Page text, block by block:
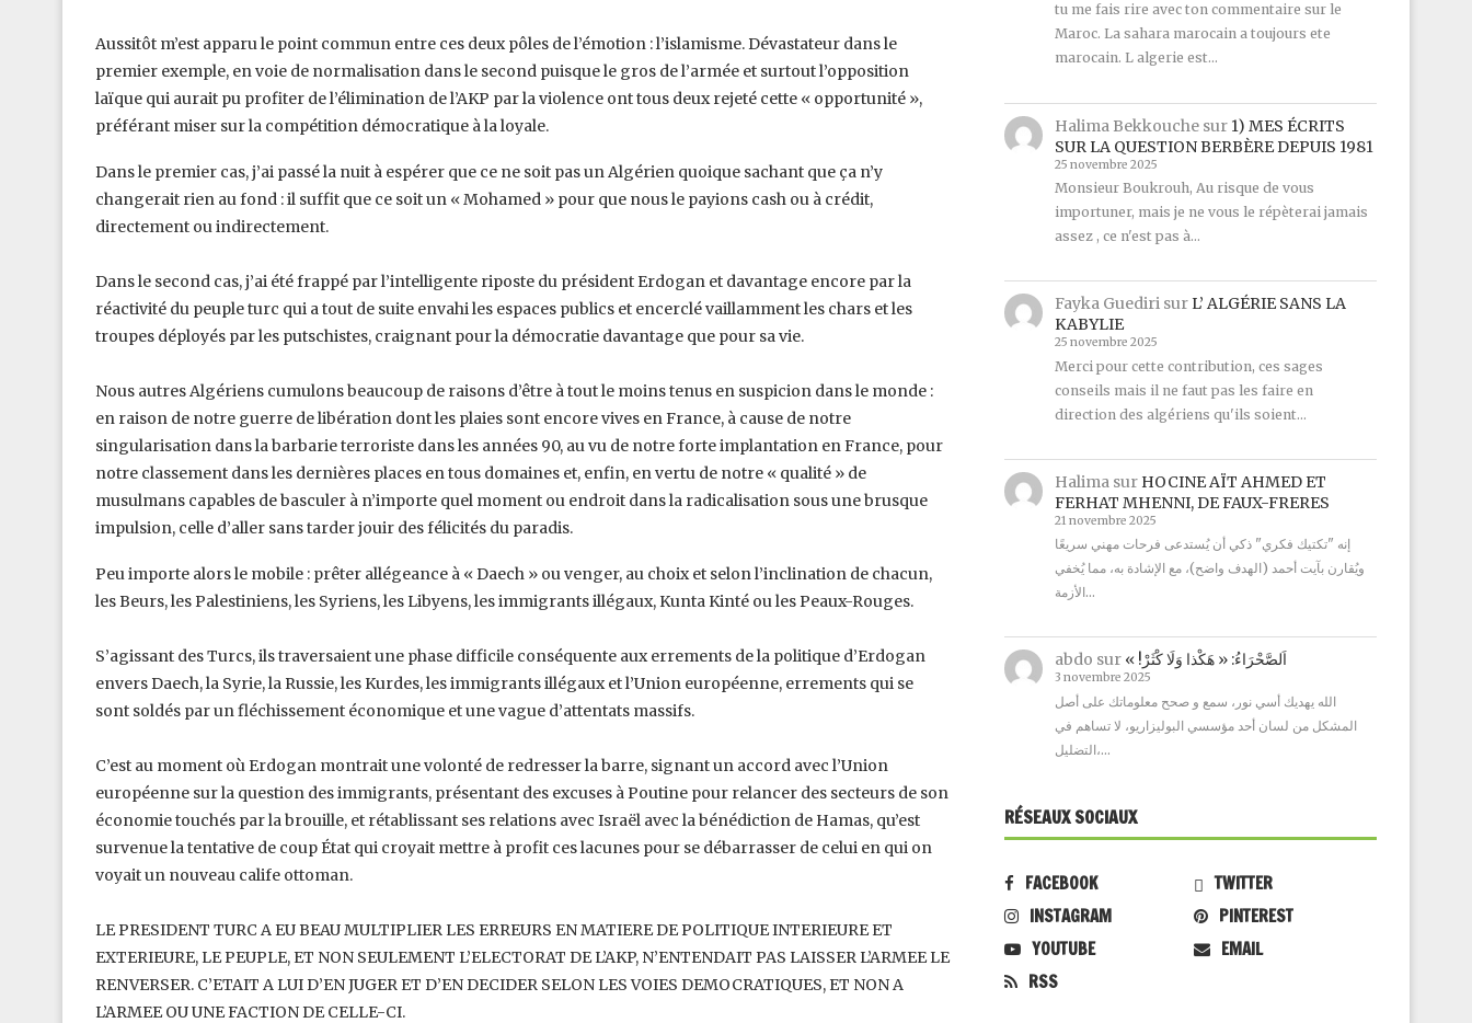
Aussitôt m’est apparu le point commun entre ces deux pôles de l’émotion : l’islamisme. ‎Dévastateur dans le
premier exemple, en voie de normalisation dans le second puisque le ‎gros de l’armée et surtout l’opposition
laïque qui aurait pu profiter de l’élimination de l’AKP ‎par la violence ont tous deux rejeté cette « opportunité »,
préférant miser sur la compétition ‎démocratique à la loyale.‎
Dans le premier cas, j’ai passé la nuit à espérer que ce ne soit pas un Algérien quoique ‎sachant que ça n’y
changerait rien au fond : il suffit que ce soit un « Mohamed » pour que ‎nous le payions cash ou à crédit,
directement ou indirectement.
Dans le second cas, j’ai été frappé par l’intelligente riposte du président Erdogan et ‎davantage encore par la
réactivité du peuple turc qui a tout de suite envahi les espaces ‎publics et encerclé vaillamment les chars et les
troupes déployés par les putschistes, ‎craignant pour la démocratie davantage que pour sa vie.
Nous autres Algériens cumulons beaucoup de raisons d’être à tout le moins tenus en ‎suspicion dans le monde :
en raison de notre guerre de libération dont les plaies sont encore ‎vives en France, à cause de notre
singularisation dans la barbarie terroriste dans les années ‎‎90, au vu de notre forte implantation en France, pour
notre classement dans les dernières ‎places en tous domaines et, enfin, en vertu de notre « qualité » de
musulmans capables de ‎basculer à n’importe quel moment ou endroit dans la radicalisation sous une brusque
‎impulsion, celle d’aller sans tarder jouir des félicités du paradis. ‎
Peu importe alors le mobile : prêter allégeance à « Daech » ou venger, au choix et selon ‎l’inclination de chacun,
les Beurs, les Palestiniens, les Syriens, les Libyens, les immigrants ‎illégaux, Kunta Kinté ou les Peaux-Rouges.
S’agissant des Turcs, ils traversaient une phase difficile conséquente aux errements de la ‎politique d’Erdogan
envers Daech, la Syrie, la Russie, les Kurdes, les immigrants illégaux et ‎l’Union européenne, errements qui se
sont soldés par un fléchissement économique et une ‎vague d’attentats massifs.
C’est au moment où Erdogan montrait une volonté de redresser la barre, signant un accord ‎avec l’Union
européenne sur la question des immigrants, présentant des excuses à Poutine ‎pour relancer des secteurs de son
économie touchés par la brouille, et rétablissant ses ‎relations avec Israël avec la bénédiction de Hamas, qu’est
survenue la tentative de coup ‎État qui croyait mettre à profit ces lacunes pour se débarrasser de celui en qui on
voyait ‎un nouveau calife ottoman.
LE PRESIDENT TURC A EU BEAU MULTIPLIER LES ERREURS EN MATIERE DE POLITIQUE ‎INTERIEURE ET
EXTERIEURE, LE PEUPLE, ET NON SEULEMENT L’ELECTORAT DE L’AKP, ‎N’ENTENDAIT PAS LAISSER L’ARMEE LE
RENVERSER. C’ETAIT A LUI D’EN JUGER ET D’EN ‎DECIDER SELON LES VOIES DEMOCRATIQUES, ET NON A
L’ARMEE OU UNE FACTION DE ‎CELLE-CI. ‎
tu me fais rire avec ton commentaire sur le
Maroc. La sahara marocain a toujours ete
marocain. L algerie est…
Halima Bekkouchesur 1) MES ÉCRITS
SUR LA QUESTION BERBÈRE DEPUIS 1981
25 novembre 2025
Monsieur Boukrouh, Au risque de vous
importuner, mais je ne vous le répèterai jamais
assez , ce n'est pas à…
Fayka Guedirisur L’ ALGÉRIE SANS LA
KABYLIE
25 novembre 2025
Merci pour cette contribution, ces sages
conseils mais il ne faut pas les faire en
direction des algériens qu'ils soient…
Halimasur HOCINE AÏT AHMED ET
FERHAT MHENNI, DE FAUX-FRERES
21 novembre 2025
إنه "تكتيك فكري" ذكي أن يُستدعى فرحات مهني سريعًا
ويُقارن بآيت أحمد (الهدف واضح)، مع الإشادة به، مما يُخفي
الأزمة…
abdo sur « !اَلصَّحْرَاءُ: « هَكْذا وَلَا كْثَرْ
3 novembre 2025
الله يهديك أسي نور، سمع و صحح معلوماتك على أصل
المشكل من لسان أحد مؤسسي البوليزاريو، لا تساهم في
التضليل،…
RÉSEAUX SOCIAUX
FACEBOOK
TWITTER
INSTAGRAM
PINTEREST
YOUTUBE
EMAIL
RSS